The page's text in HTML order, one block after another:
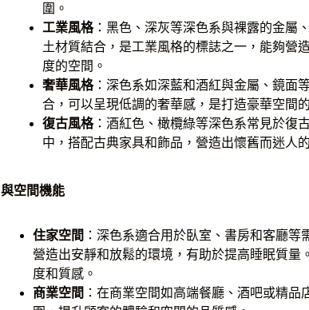
圍。
工業風格：黑色、深灰等深色系與裸露的金屬
土材質結合，是工業風格的標誌之一，能夠營
度的空間。
奢華風格：深色系如深藍和酒紅與金屬、鏡面
合，可以呈現低調的奢華感，是打造豪華空間
復古風格：酒紅色、橄欖綠等深色系常見於復
中，搭配古典家具和飾品，營造出懷舊而迷人
與空間機能
住家空間 ：深色系適合用於臥室、書房和客廳
營造出安靜和放鬆的環境，有助於提高睡眠質
度和質感。
商業空間 ：在商業空間如高端餐廳、酒吧或精